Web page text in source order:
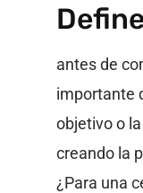
antes de
importante
objetivo o
creando la
¿Para una